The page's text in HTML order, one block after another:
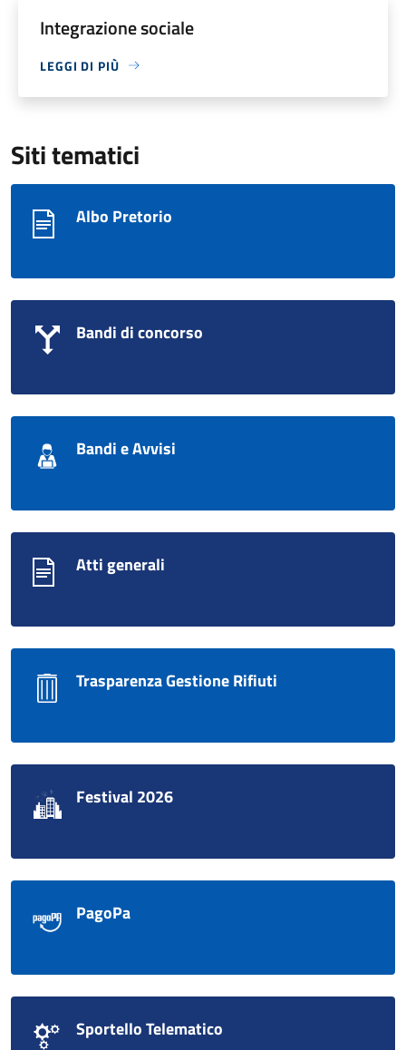
Integrazione sociale
LEGGI DI PIÙ
Siti tematici
Albo Pretorio
Bandi di concorso
Bandi e Avvisi
Atti generali
Trasparenza Gestione Rifiuti
Festival 2026
PagoPa
Sportello Telematico